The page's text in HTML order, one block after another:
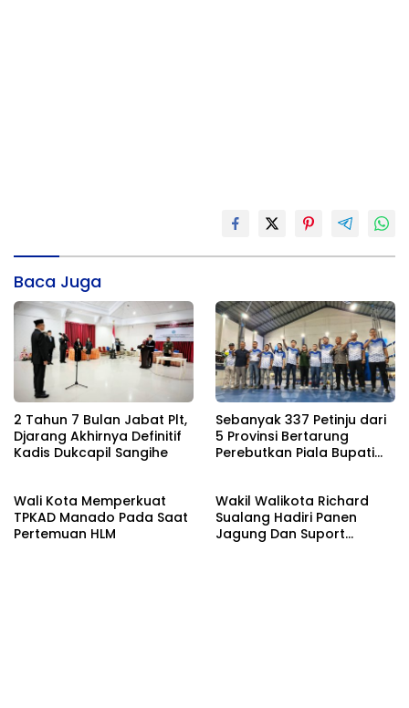
Baca Juga
2 Tahun 7 Bulan Jabat Plt,
Djarang Akhirnya Definitif
Kadis Dukcapil Sangihe
Sebanyak 337 Petinju dari
5 Provinsi Bertarung
Perebutkan Piala Bupati
Wali Kota Memperkuat
TPKAD Manado Pada Saat
Pertemuan HLM
Wakil Walikota Richard
Sualang Hadiri Panen
Jagung Dan Suport